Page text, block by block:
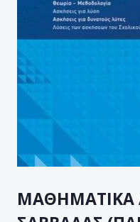
ΜΑΘΗΜΑΤΙΚΑ